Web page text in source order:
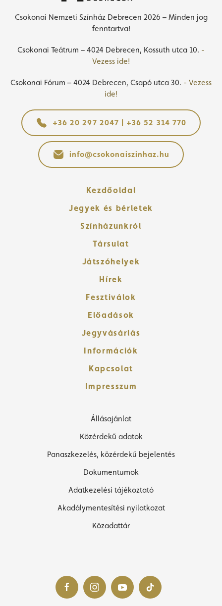
Csokonai Nemzeti Színház Debrecen 2026 – Minden jog
fenntartva!
Csokonai Teátrum – 4024 Debrecen, Kossuth utca 10. -
Vezess ide!
Csokonai Fórum – 4024 Debrecen, Csapó utca 30. - Vezess
ide!
+36 20 297 2047 | +36 52 314 770
info@csokonaiszinhaz.hu
Kezdőoldal
Jegyek és bérletek
Színházunkról
Társulat
Játszóhelyek
Hírek
Fesztiválok
Előadások
Jegyvásárlás
Információk
Kapcsolat
Impresszum
Állásajánlat
Közérdekű adatok
Panaszkezelés, közérdekű bejelentés
Dokumentumok
Adatkezelési tájékoztató
Akadálymentesítési nyilatkozat
Közadattár